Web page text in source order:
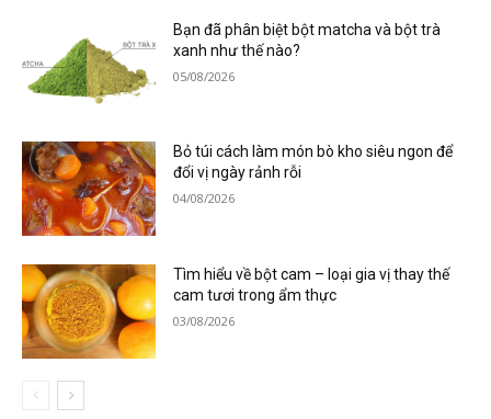
Bạn đã phân biệt bột matcha và bột trà
xanh như thế nào?
05/08/2026
Bỏ túi cách làm món bò kho siêu ngon để
đổi vị ngày rảnh rỗi
04/08/2026
Tìm hiểu về bột cam – loại gia vị thay thế
cam tươi trong ẩm thực
03/08/2026